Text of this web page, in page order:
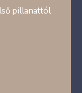
pillanattól